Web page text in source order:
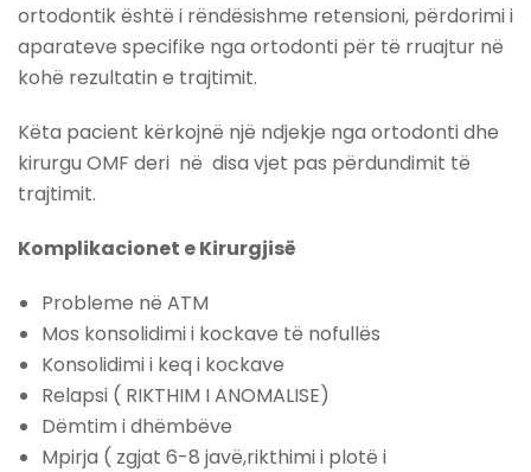
ortodontik është i rëndësishme retensioni, përdorimi i
aparateve specifike nga ortodonti për të rruajtur në
kohë rezultatin e trajtimit.
Këta pacient kërkojnë një ndjekje nga ortodonti dhe
kirurgu OMF deri në disa vjet pas përdundimit të
trajtimit.
Komplikacionet e Kirurgjisë
Probleme në ATM
Mos konsolidimi i kockave të nofullës
Konsolidimi i keq i kockave
Relapsi ( RIKTHIM I ANOMALISE)
Dëmtim i dhëmbëve
Mpirja ( zgjat 6-8 javë,rikthimi i plotë i